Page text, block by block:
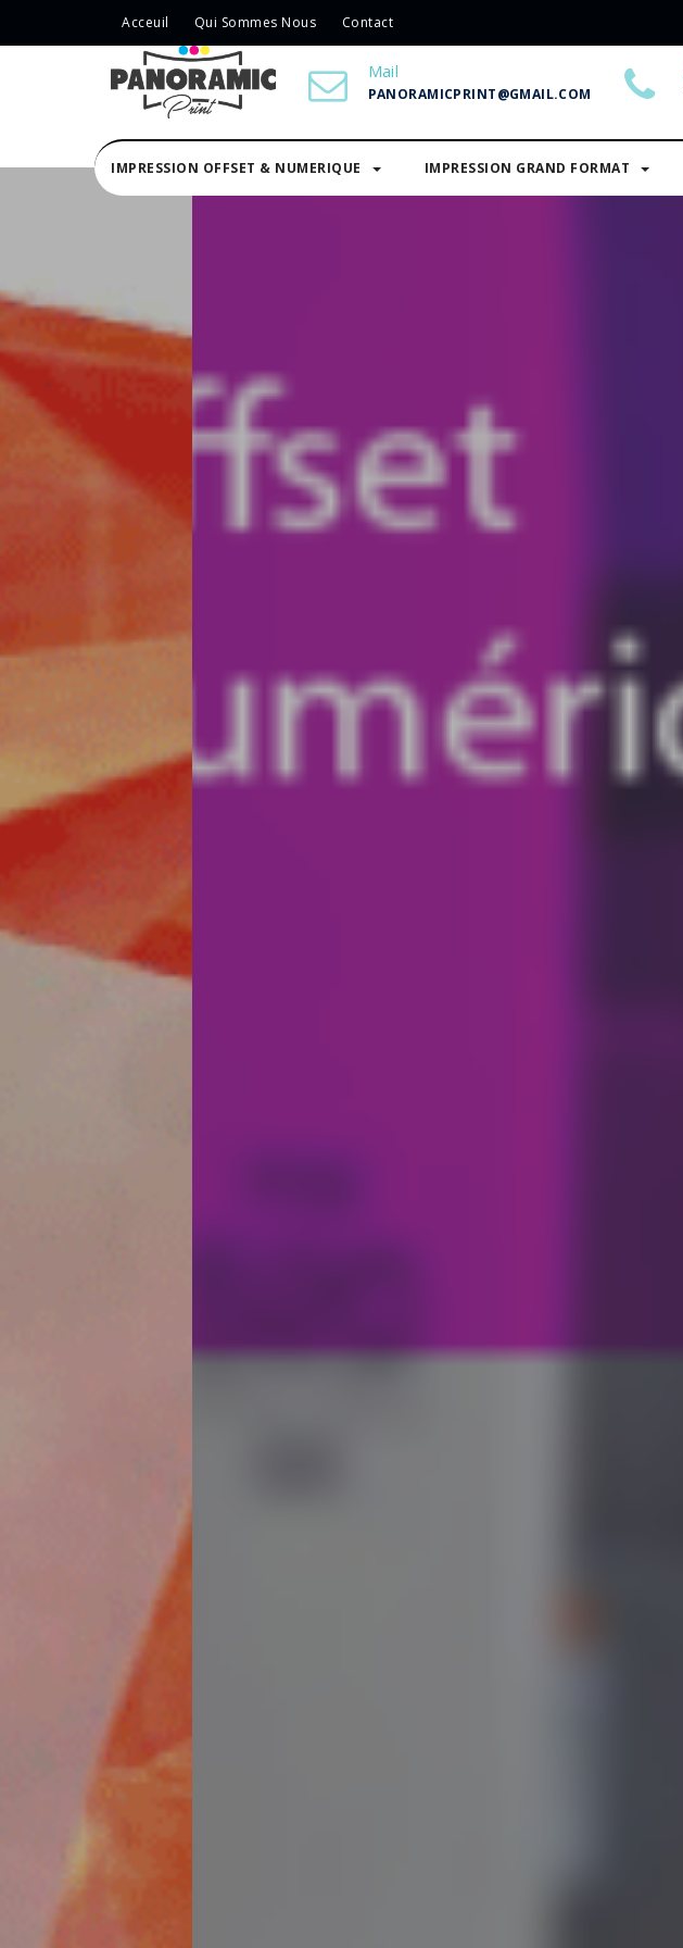
Acceuil Qui Sommes Nous Contact
Mail
PANORAMICPRINT@GMAIL.COM
IMPRESSION OFFSET & NUMERIQUE IMPRESSION GRAND FORMAT